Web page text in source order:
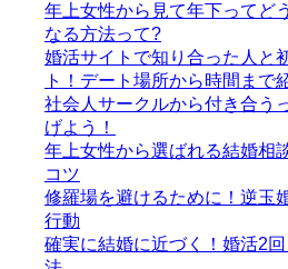
年上女性から見て年下ってど
なる方法って?
婚活サイトで知り合った人と
ト！デート場所から時間まで
社会人サークルから付き合う
げよう！
年上女性から選ばれる結婚相
コツ
修羅場を避けるために！逆玉
行動
確実に結婚に近づく！婚活2